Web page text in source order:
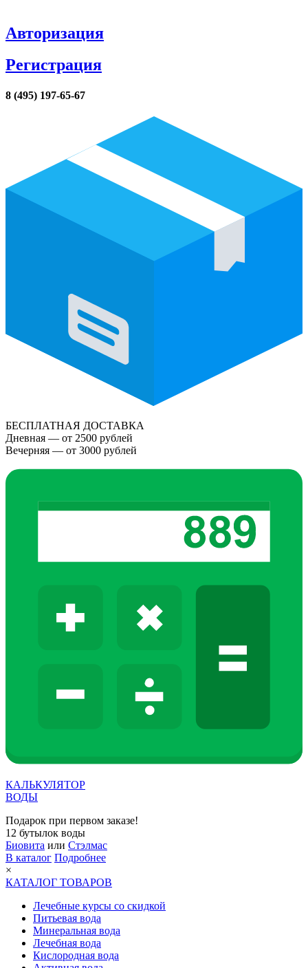
Авторизация
Регистрация
8 (495) 197-65-67
БЕСПЛАТНАЯ ДОСТАВКА
Дневная — от 2500 рублей
Вечерняя — от 3000 рублей
КАЛЬКУЛЯТОР
ВОДЫ
Подарок при первом заказе!
12 бутылок воды
Биовита или Стэлмас
В каталог Подробнее
×
КАТАЛОГ ТОВАРОВ
Лечебные курсы со скидкой
Питьевая вода
Минеральная вода
Лечебная вода
Кислородная вода